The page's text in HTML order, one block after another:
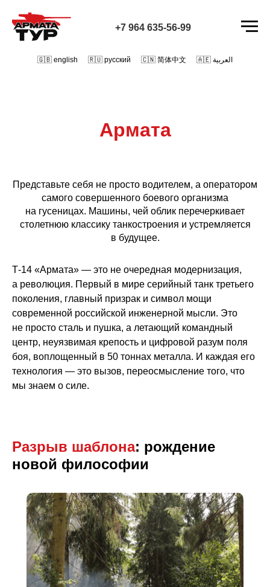
🇬🇧 english 🇷🇺 русский 🇨🇳 简体中文 🇦🇪 العربية
+7 964 635-56-99
Армата
Представьте себя не просто водителем, а оператором
самого совершенного боевого организма
на гусеницах. Машины, чей облик перечеркивает
столетнюю классику танкостроения и устремляется
в будущее.
Т-14 «Армата» — это не очередная модернизация,
а революция. Первый в мире серийный танк третьего
поколения, главный призрак и символ мощи
современной российской инженерной мысли. Это
не просто сталь и пушка, а летающий командный
центр, неуязвимая крепость и цифровой разум поля
боя, воплощенный в 50 тоннах металла. И каждая его
технология — это вызов, переосмысление того, что
мы знаем о силе.
Разрыв шаблона: рождение
новой философии